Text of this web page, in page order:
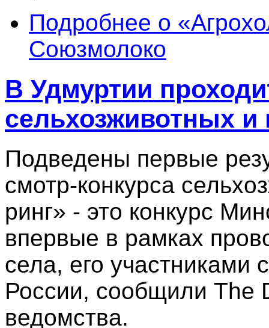
Подробнее о
Союзмолоко
В Удмуртии
сельхозживотных и
Подведены первые
смотр-конкурса
ринг» - это конкурс
впервые в рамках
села, его участниками
России, сообщили The
ведомства.